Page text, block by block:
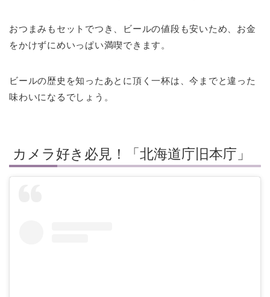
おつまみもセットでつき、ビールの値段も安いため、お金
をかけずにめいっぱい満喫できます。
ビールの歴史を知ったあとに頂く一杯は、今までと違った
味わいになるでしょう。
カメラ好き必見！「北海道庁旧本庁」